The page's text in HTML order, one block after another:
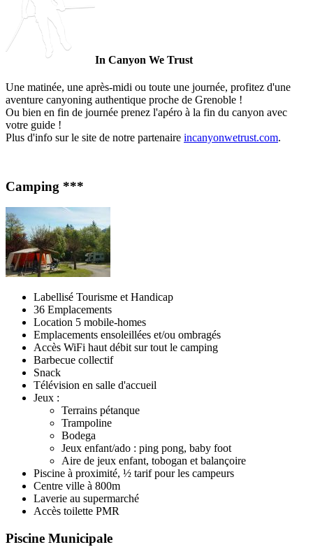
In Canyon We Trust
Une matinée, une après-midi ou toute une journée, profitez d'une
aventure canyoning authentique proche de Grenoble !
Ou bien en fin de journée prenez l'apéro à la fin du canyon avec
votre guide !
Plus d'info sur le site de notre partenaire incanyonwetrust.com.
Camping ***
Labellisé Tourisme et Handicap
36 Emplacements
Location 5 mobile-homes
Emplacements ensoleillées et/ou ombragés
Accès WiFi haut débit sur tout le camping
Barbecue collectif
Snack
Télévision en salle d'accueil
Jeux :
Terrains pétanque
Trampoline
Bodega
Jeux enfant/ado : ping pong, baby foot
Aire de jeux enfant, tobogan et balançoire
Piscine à proximité, ½ tarif pour les campeurs
Centre ville à 800m
Laverie au supermarché
Accès toilette PMR
Piscine Municipale